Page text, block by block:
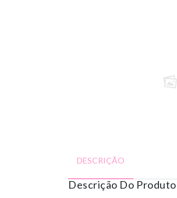
DESCRIÇÃO
Descrição Do Produto